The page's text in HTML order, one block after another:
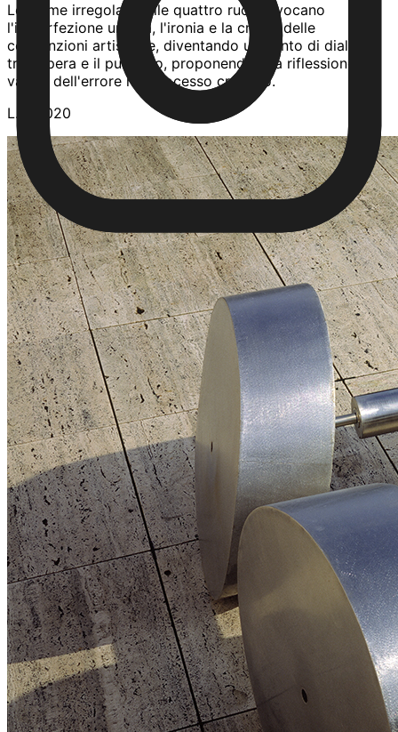
Le forme irregolari delle quattro ruote evocano
l'imperfezione umana, l'ironia e la critica delle
convenzioni artistiche, diventando un punto di dialogo
tra l'opera e il pubblico, proponendo una riflessione sul
valore dell'errore nel processo creativo.
L.B. 2020